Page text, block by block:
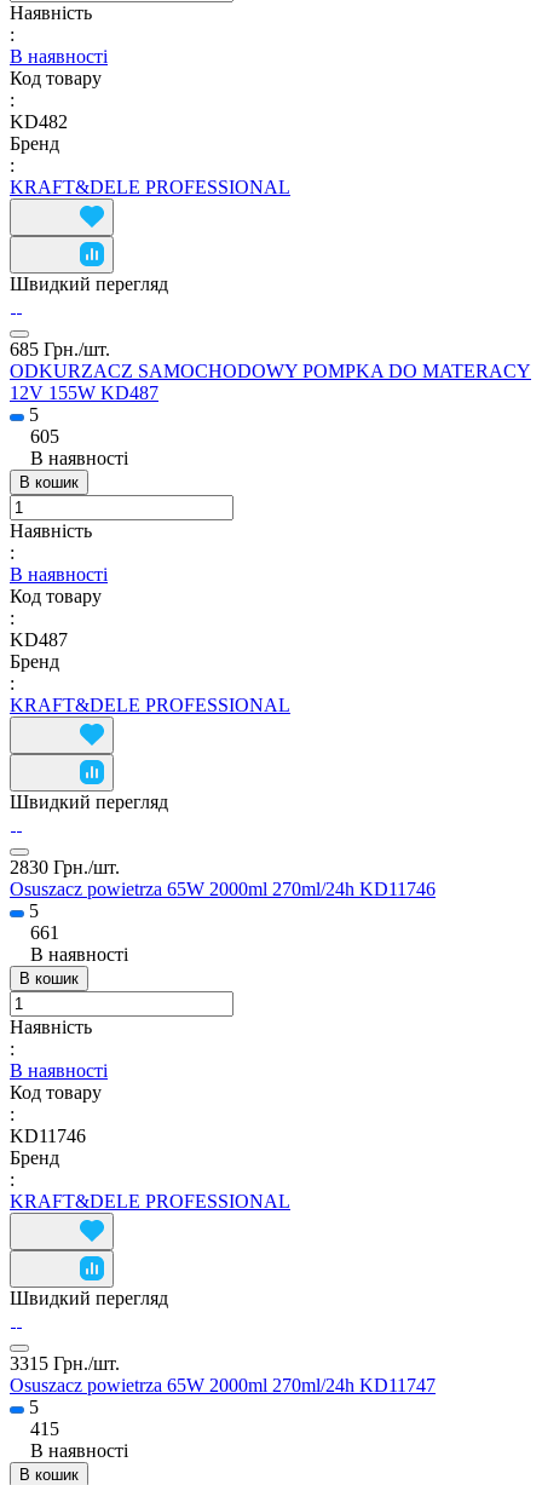
Наявність
:
В наявності
Код товару
:
KD482
Бренд
:
KRAFT&DELE PROFESSIONAL
Швидкий перегляд
685 Грн./шт.
ODKURZACZ SAMOCHODOWY POMPKA DO MATERACY
12V 155W KD487
5
605
В наявності
В кошик
Наявність
:
В наявності
Код товару
:
KD487
Бренд
:
KRAFT&DELE PROFESSIONAL
Швидкий перегляд
2830 Грн./шт.
Osuszacz powietrza 65W 2000ml 270ml/24h KD11746
5
661
В наявності
В кошик
Наявність
:
В наявності
Код товару
:
KD11746
Бренд
:
KRAFT&DELE PROFESSIONAL
Швидкий перегляд
3315 Грн./шт.
Osuszacz powietrza 65W 2000ml 270ml/24h KD11747
5
415
В наявності
В кошик